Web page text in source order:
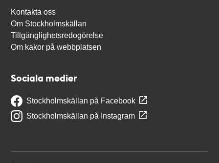
Kontakta oss
Om Stockholmskällan
Tillgänglighetsredogörelse
Om kakor på webbplatsen
Sociala medier
Stockholmskällan på Facebook
Stockholmskällan på Instagram